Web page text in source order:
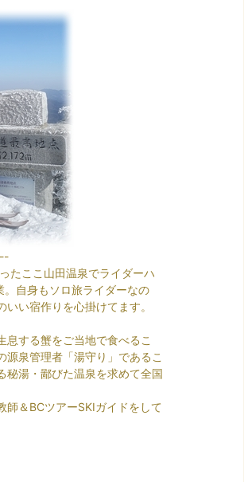
たここ山田温泉でライダーハ
自身もソロ旅ライダーなの
いい宿作りを心掛けてます。
息する蟹をご当地で食べるこ
源泉管理者「湯守り」であるこ
秘湯・鄙びた温泉を求めて全国
師＆BCツアーSKIガイドをして